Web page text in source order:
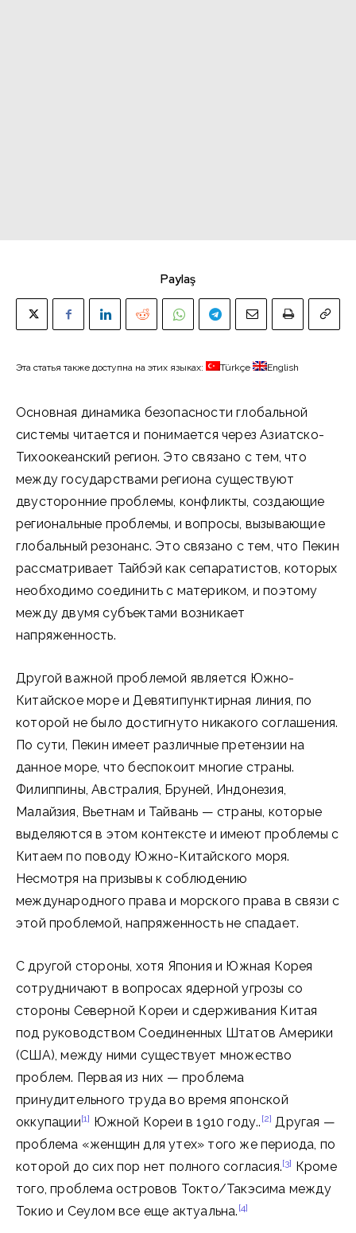
Paylaş
Эта статья также доступна на этих языках: Türkçe English
Основная динамика безопасности глобальной
системы читается и понимается через Азиатско-
Тихоокеанский регион. Это связано с тем, что
между государствами региона существуют
двусторонние проблемы, конфликты, создающие
региональные проблемы, и вопросы, вызывающие
глобальный резонанс. Это связано с тем, что Пекин
рассматривает Тайбэй как сепаратистов, которых
необходимо соединить с материком, и поэтому
между двумя субъектами возникает
напряженность.
Другой важной проблемой является Южно-
Китайское море и Девятипунктирная линия, по
которой не было достигнуто никакого соглашения.
По сути, Пекин имеет различные претензии на
данное море, что беспокоит многие страны.
Филиппины, Австралия, Бруней, Индонезия,
Малайзия, Вьетнам и Тайвань — страны, которые
выделяются в этом контексте и имеют проблемы с
Китаем по поводу Южно-Китайского моря.
Несмотря на призывы к соблюдению
международного права и морского права в связи с
этой проблемой, напряженность не спадает.
С другой стороны, хотя Япония и Южная Корея
сотрудничают в вопросах ядерной угрозы со
стороны Северной Кореи и сдерживания Китая
под руководством Соединенных Штатов Америки
(США), между ними существует множество
проблем. Первая из них — проблема
принудительного труда во время японской
оккупации[1] Южной Кореи в 1910 году.. [2] Другая —
проблема «женщин для утех» того же периода, по
которой до сих пор нет полного согласия.[3] Кроме
того, проблема островов Токто/Такэсима между
Токио и Сеулом все еще актуальна. [4]